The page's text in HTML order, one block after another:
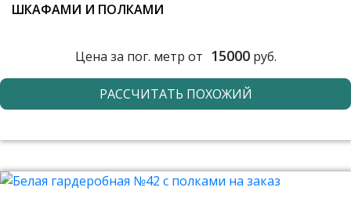
ШКАФАМИ И ПОЛКАМИ
Цена за пог. метр от 15000руб.
РАССЧИТАТЬ ПОХОЖИЙ